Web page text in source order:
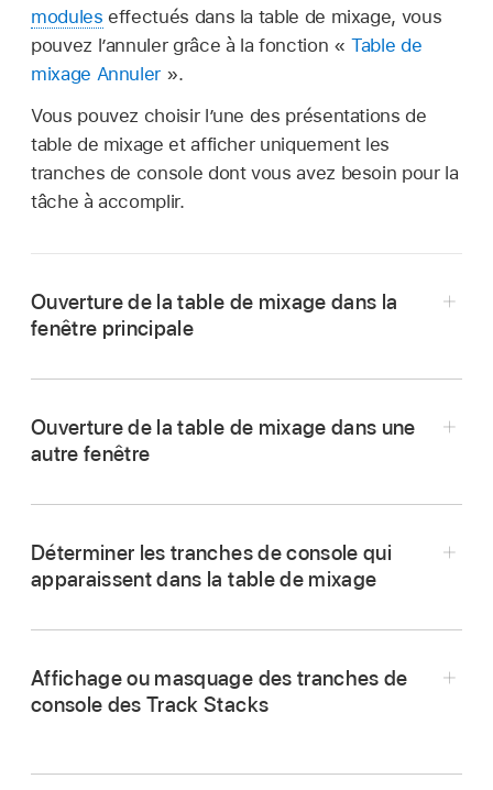
modules effectués dans la table de mixage, vous
pouvez l’annuler grâce à la fonction «Table de
mixage Annuler ».
Vous pouvez choisir l’une des présentations de
table de mixage et afficher uniquement les
tranches de console dont vous avez besoin pour la
tâche à accomplir.
Ouverture de la table de mixage dans la
fenêtre principale
Cliquez sur le bouton « Table de mixage »
mixage (ou appuyez sur X).
Ouverture de la table de mixage dans une
autre fenêtre
Commande + 2).
Remarque :
Déterminer les tranches de console qui
apparaissent dans la table de mixage
Pour afficher le flux de signal de la tranche de
Affichage ou masquage des tranches de
console des Track Stacks
d’affichage au bas de la tranche de console